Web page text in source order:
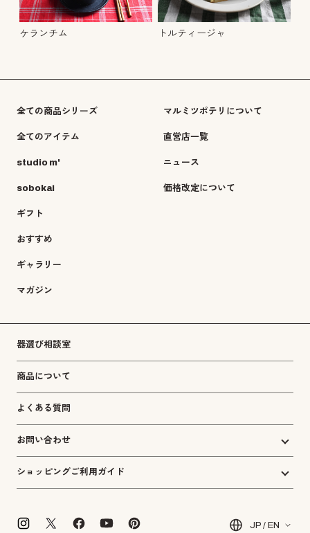
ケランチム トルティージャ
全ての商品シリーズ
全てのアイテム
studio m'
sobokai
ギフト
おすすめ
ギャラリー
マガジン
マルミツポテリについて
直営店一覧
ニュース
価格改定について
器選び相談室
商品について
よくある質問
お問い合わせ
ショッピングご利用ガイド
JP / EN